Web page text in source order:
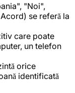
"Noi",
se referă la
care poate
un telefon
orice
identificată